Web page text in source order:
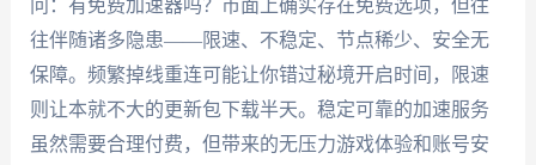
问：有免费加速器吗？市面上确实存在免费选项，但往
往伴随诸多隐患——限速、不稳定、节点稀少、安全无
保障。频繁掉线重连可能让你错过秘境开启时间，限速
则让本就不大的更新包下载半天。稳定可靠的加速服务
虽然需要合理付费，但带来的无压力游戏体验和账号安